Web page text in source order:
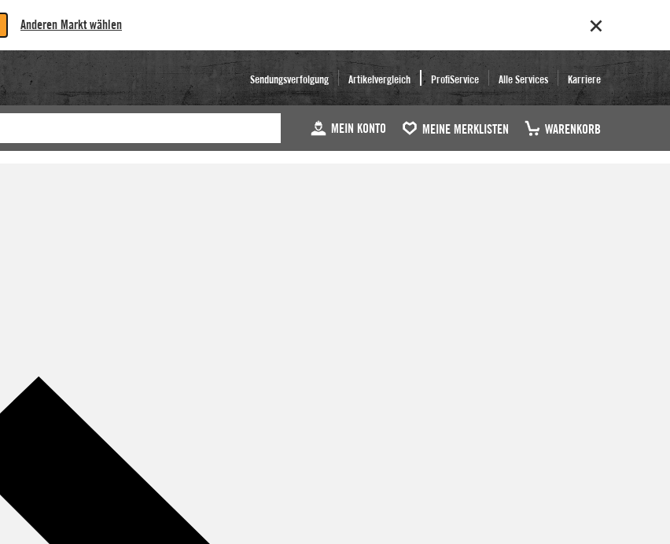
Anderen Markt wählen
Sendungsverfolgung Artikelvergleich ProfiService Alle Services Karriere
MEIN KONTO MEINE MERKLISTEN WARENKORB